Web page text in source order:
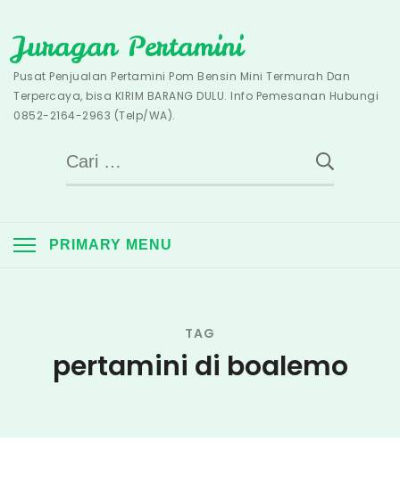
to
content
Juragan Pertamini
Pusat Penjualan Pertamini Pom Bensin Mini Termurah Dan
Terpercaya, bisa KIRIM BARANG DULU. Info Pemesanan Hubungi
0852-2164-2963 (Telp/WA).
Cari
untuk:
PRIMARY MENU
TAG
pertamini di boalemo